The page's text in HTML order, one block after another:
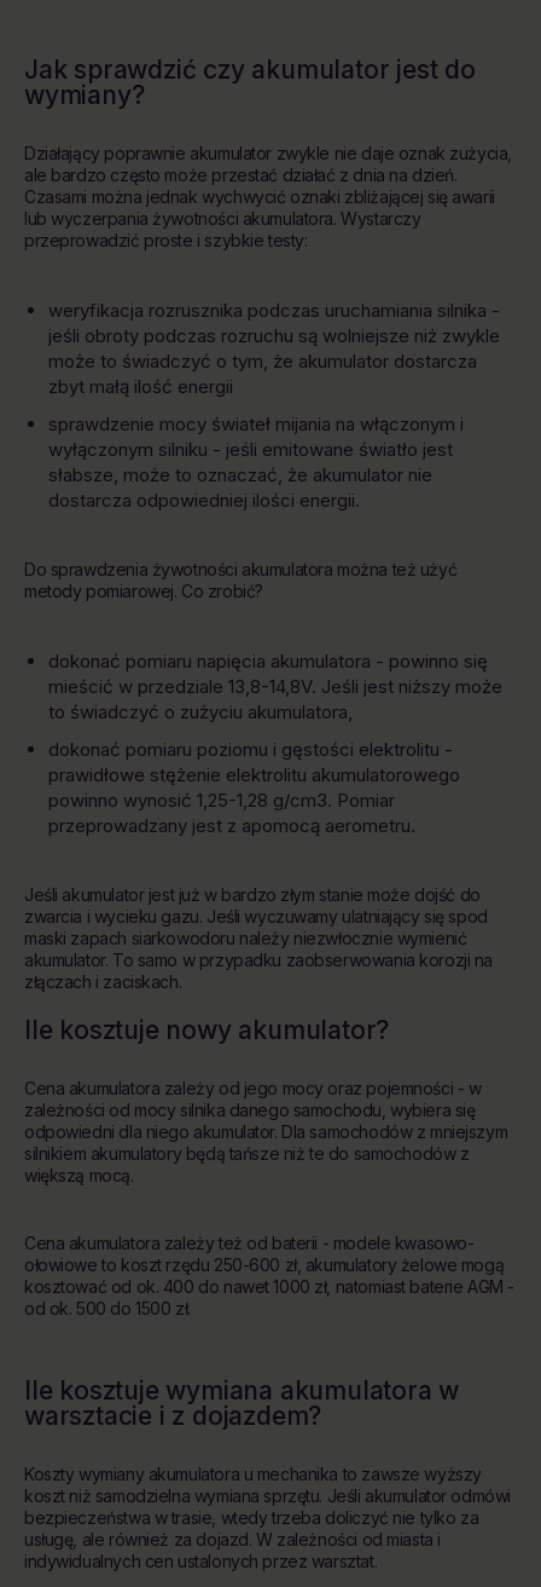
Jak sprawdzić czy akumulator jest do
wymiany?
Działający poprawnie akumulator zwykle nie daje oznak zużycia,
ale bardzo często może przestać działać z dnia na dzień.
Czasami można jednak wychwycić oznaki zbliżającej się awarii
lub wyczerpania żywotności akumulatora. Wystarczy
przeprowadzić proste i szybkie testy:
weryfikacja rozrusznika podczas uruchamiania silnika -
jeśli obroty podczas rozruchu są wolniejsze niż zwykle
może to świadczyć o tym, że akumulator dostarcza
zbyt małą ilość energii
sprawdzenie mocy świateł mijania na włączonym i
wyłączonym silniku - jeśli emitowane światło jest
słabsze, może to oznaczać, że akumulator nie
dostarcza odpowiedniej ilości energii.
Do sprawdzenia żywotności akumulatora można też użyć
metody pomiarowej. Co zrobić?
dokonać pomiaru napięcia akumulatora - powinno się
mieścić w przedziale 13,8-14,8V. Jeśli jest niższy może
to świadczyć o zużyciu akumulatora,
dokonać pomiaru poziomu i gęstości elektrolitu -
prawidłowe stężenie elektrolitu akumulatorowego
powinno wynosić 1,25-1,28 g/cm3. Pomiar
przeprowadzany jest z apomocą aerometru.
Jeśli akumulator jest już w bardzo złym stanie może dojść do
zwarcia i wycieku gazu. Jeśli wyczuwamy ulatniający się spod
maski zapach siarkowodoru należy niezwłocznie wymienić
akumulator. To samo w przypadku zaobserwowania korozji na
złączach i zaciskach.
Ile kosztuje nowy akumulator?
Cena akumulatora zależy od jego mocy oraz pojemności - w
zależności od mocy silnika danego samochodu, wybiera się
odpowiedni dla niego akumulator. Dla samochodów z mniejszym
silnikiem akumulatory będą tańsze niż te do samochodów z
większą mocą.
Cena akumulatora zależy też od baterii - modele kwasowo-
ołowiowe to koszt rzędu 250-600 zł, akumulatory żelowe mogą
kosztować od ok. 400 do nawet 1000 zł, natomiast baterie AGM -
od ok. 500 do 1500 zł.
Ile kosztuje wymiana akumulatora w
warsztacie i z dojazdem?
Koszty wymiany akumulatora u mechanika to zawsze wyższy
koszt niż samodzielna wymiana sprzętu. Jeśli akumulator odmówi
bezpieczeństwa w trasie, wtedy trzeba doliczyć nie tylko za
usługę, ale również za dojazd. W zależności od miasta i
indywidualnych cen ustalonych przez warsztat.